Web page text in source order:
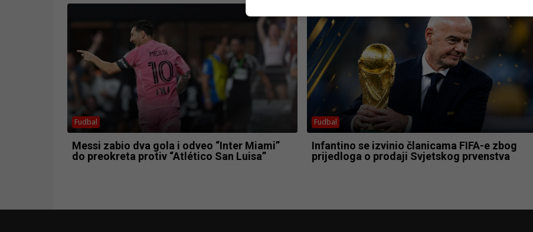
Fudbal
Messi zabio dva gola i odveo “Inter Miami”
do preokreta protiv “Atlético San Luisa”
Fudbal
Infantino se izvinio članicama FIFA-e zbog
prijedloga o prodaji Svjetskog prvenstva